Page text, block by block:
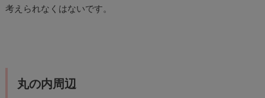
考えられなくはないです。
丸の内周辺